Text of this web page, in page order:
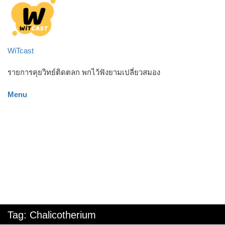
WiTcast
รายการคุยวิทย์ติดตลก พกไว้ฟังยามเปลี่ยวสมอง
Menu
Tag: Chalicotherium